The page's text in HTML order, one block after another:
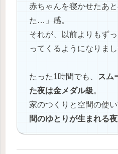
赤ちゃんを寝かせたあ
た…」感。
それが、以前よりもず
ってくるようになりまし
たった1時間でも、 スム
た夜は金メダル級。
家のつくりと空間の使
間のゆとりが生まれる